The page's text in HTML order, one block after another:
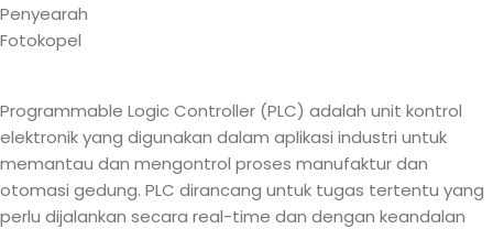
Penyearah
Fotokopel
Programmable Logic Controller (PLC) adalah unit kontrol
elektronik yang digunakan dalam aplikasi industri untuk
memantau dan mengontrol proses manufaktur dan
otomasi gedung. PLC dirancang untuk tugas tertentu yang
perlu dijalankan secara real-time dan dengan keandalan